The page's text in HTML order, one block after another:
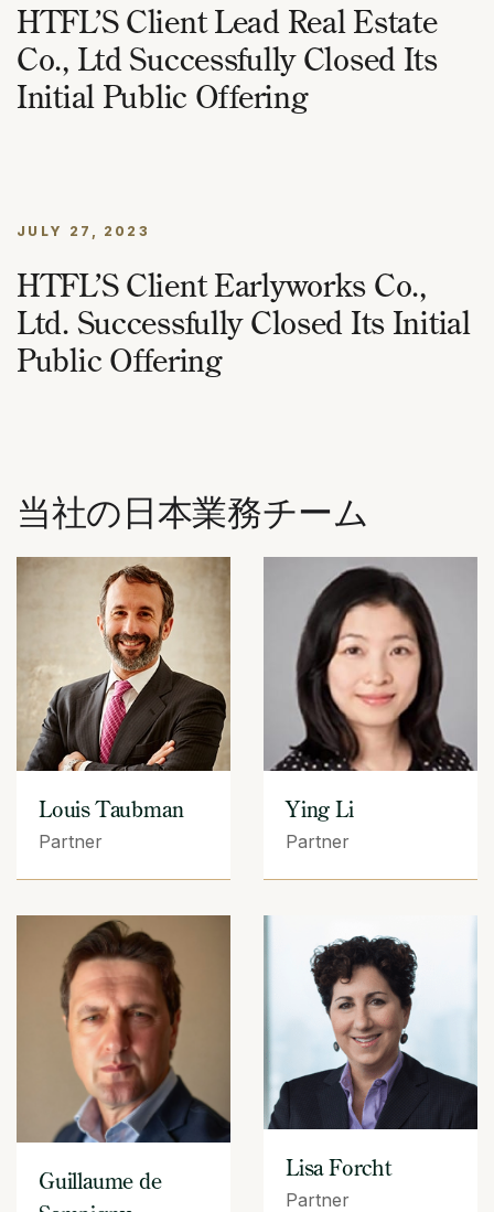
HTFL’S Client Lead Real Estate
Co., Ltd Successfully Closed Its
Initial Public Offering
JULY 27, 2023
HTFL’S Client Earlyworks Co.,
Ltd. Successfully Closed Its Initial
Public Offering
当社の日本業務チーム
Louis Taubman
Partner
Ying Li
Partner
Guillaume de
Lisa Forcht
Partner